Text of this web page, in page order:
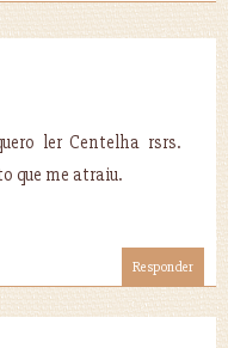
ler Centelha rsrs.
que me atraiu.
Responder